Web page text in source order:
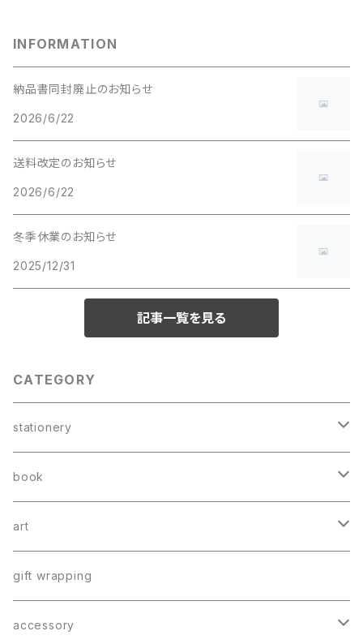
INFORMATION
納品書同封廃止のお知らせ
2026/6/22
送料改定のお知らせ
2026/6/22
冬季休業のお知らせ
2025/12/31
記事一覧を見る
CATEGORY
stationery
card
greeting card
postcard
book mark
letter
memo
book
booklet
catalog
book mark
art
poster
gift wrapping
accessory